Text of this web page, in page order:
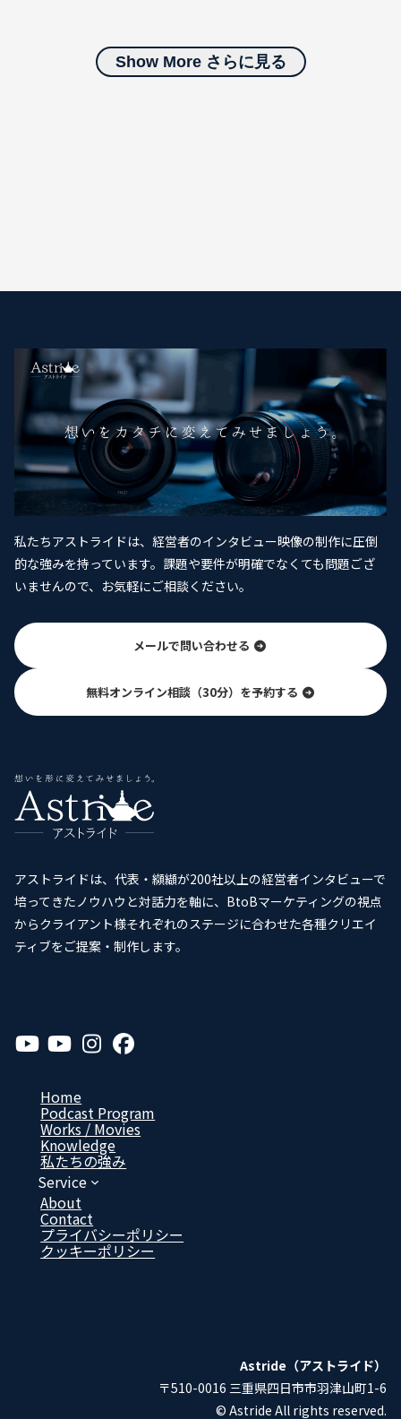
Show More さらに見る
私たちアストライドは、経営者のインタビュー映像の制作に圧倒
的な強みを持っています。課題や要件が明確でなくても問題ござ
いませんので、お気軽にご相談ください。
メールで問い合わせる
無料オンライン相談（30分）を予約する
アストライドは、代表・纐纈が200社以上の経営者インタビューで
培ってきたノウハウと対話力を軸に、BtoBマーケティングの視点
からクライアント様それぞれのステージに合わせた各種クリエイ
ティブをご提案・制作します。
ア
イ
ア
イ
リ
ン
ク
ア
イ
リ
ン
ク
ア
イ
ン
ク
Home
Podcast Program
Works / Movies
Know­ledge
私たちの強み
Service
About
Contact
プライバシーポリシー
クッキーポリシー
Astride（アストライド）
〒510-0016 三重県四日市市羽津山町1-6
© Astride All rights reserved.